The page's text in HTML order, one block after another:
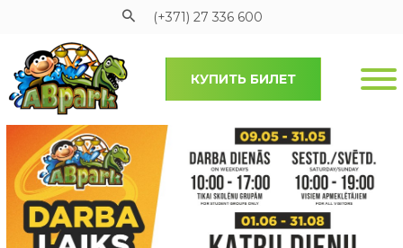
Pāriet uz galveno saturu
(+371) 27 336 600
КУПИТЬ БИЛЕТ